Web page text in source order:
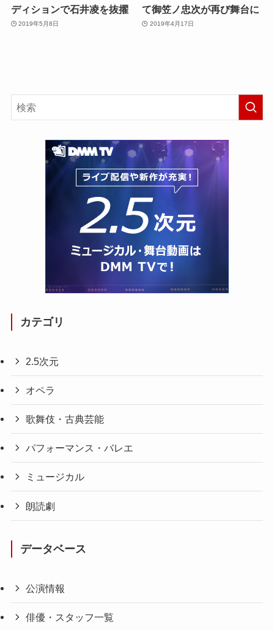
ディションで石井凌を抜擢
2019年5月8日
て御笠ノ忠次が再び舞台に
2019年4月17日
カテゴリ
2.5次元
オペラ
歌舞伎・古典芸能
パフォーマンス・バレエ
ミュージカル
朗読劇
データベース
公演情報
俳優・スタッフ一覧